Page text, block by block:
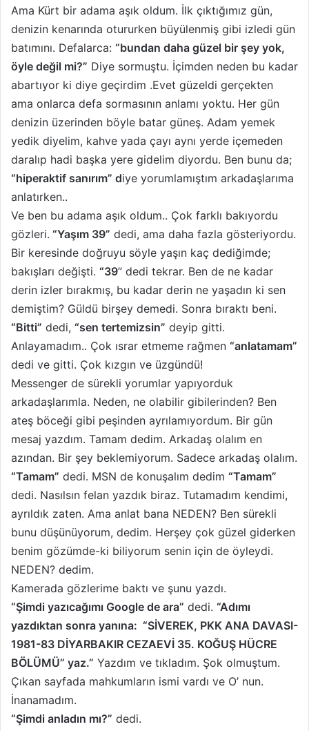
Ama Kürt bir adama aşık oldum. İlk çıktığımız gün,
denizin kenarında otururken büyülenmiş gibi izledi gün
batımını. Defalarca: “bundan daha güzel bir şey yok,
öyle değil mi?” Diye sormuştu. İçimden neden bu kadar
abartıyor ki diye geçirdim .Evet güzeldi gerçekten
ama onlarca defa sormasının anlamı yoktu. Her gün
denizin üzerinden böyle batar güneş. Adam yemek
yedik diyelim, kahve yada çayı aynı yerde içemeden
daralıp hadi başka yere gidelim diyordu. Ben bunu da;
“hiperaktif sanırım” diye yorumlamıştım arkadaşlarıma
anlatırken..
Ve ben bu adama aşık oldum.. Çok farklı bakıyordu
gözleri. “Yaşım 39” dedi, ama daha fazla gösteriyordu.
Bir keresinde doğruyu söyle yaşın kaç dediğimde;
bakışları değişti. “39” dedi tekrar. Ben de ne kadar
derin izler bırakmış, bu kadar derin ne yaşadın ki sen
demiştim? Güldü birşey demedi. Sonra bıraktı beni.
“Bitti” dedi, “sen tertemizsin” deyip gitti.
Anlayamadım.. Çok ısrar etmeme rağmen “anlatamam”
dedi ve gitti. Çok kızgın ve üzgündü!
Messenger de sürekli yorumlar yapıyorduk
arkadaşlarımla. Neden, ne olabilir gibilerinden? Ben
ateş böceği gibi peşinden ayrılamıyordum. Bir gün
mesaj yazdım. Tamam dedim. Arkadaş olalım en
azından. Bir şey beklemiyorum. Sadece arkadaş olalım.
“Tamam” dedi. MSN de konuşalım dedim “Tamam”
dedi. Nasılsın felan yazdık biraz. Tutamadım kendimi,
ayrıldık zaten. Ama anlat bana NEDEN? Ben sürekli
bunu düşünüyorum, dedim. Herşey çok güzel giderken
benim gözümde-ki biliyorum senin için de öyleydi.
NEDEN? dedim.
Kamerada gözlerime baktı ve şunu yazdı.
“Şimdi yazıcağımı Google de ara” dedi. “Adımı
yazdıktan sonra yanına: “SİVEREK, PKK ANA DAVASI-
1981-83 DİYARBAKIR CEZAEVİ 35. KOĞUŞ HÜCRE
BÖLÜMÜ” yaz.” Yazdım ve tıkladım. Şok olmuştum.
Çıkan sayfada mahkumların ismi vardı ve O’ nun.
İnanamadım.
“Şimdi anladın mı?” dedi.